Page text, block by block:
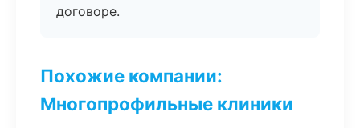
договоре.
Похожие компании:
Многопрофильные клиники